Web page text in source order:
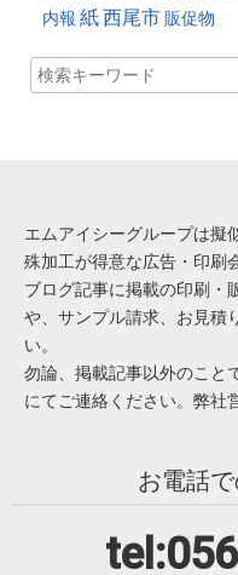
内報 紙西尾市 販促物
エムアイシーグループは擬
殊加工が得意な広告・印刷
ブログ記事に掲載の印刷・
や、サンプル請求、お見積
い。
勿論、掲載記事以外のこと
にてご連絡ください。弊社
お電話